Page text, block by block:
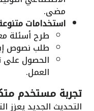
مضى.
استخدامات
طرح أسئلة
طلب نصوص
الحصول على
العمل.
تجربة مستخدم